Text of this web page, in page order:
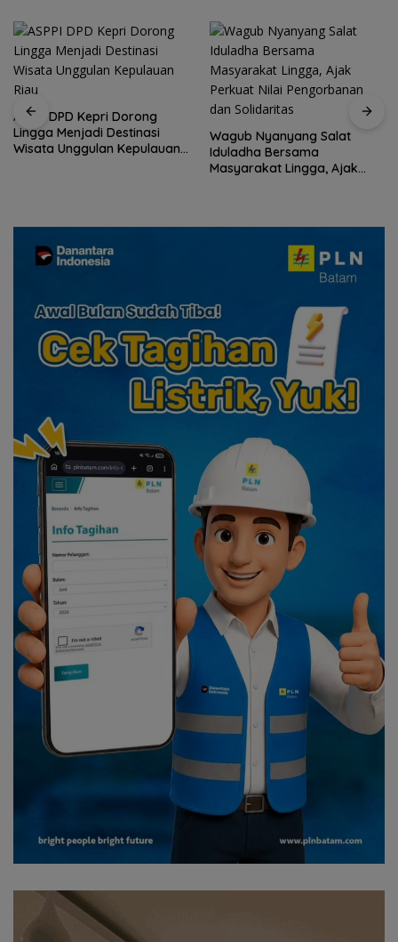
ASPPI DPD Kepri Dorong
Lingga Menjadi Destinasi
Wisata Unggulan Kepulauan
Wagub Nyanyang Salat
Iduladha Bersama
Masyarakat Lingga, Ajak